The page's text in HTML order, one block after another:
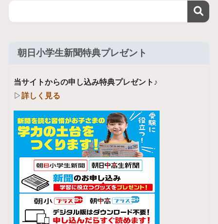
朝日小学生新聞特典プレゼント
当サイトからの申し込み特典プレゼント♪
▷詳しく見る